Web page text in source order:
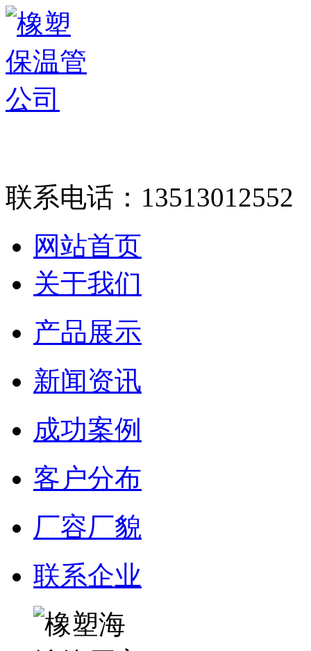
联系电话： 13513012552
网站首页
关于我们
产品展示
新闻资讯
成功案例
客户分布
厂容厂貌
联系企业